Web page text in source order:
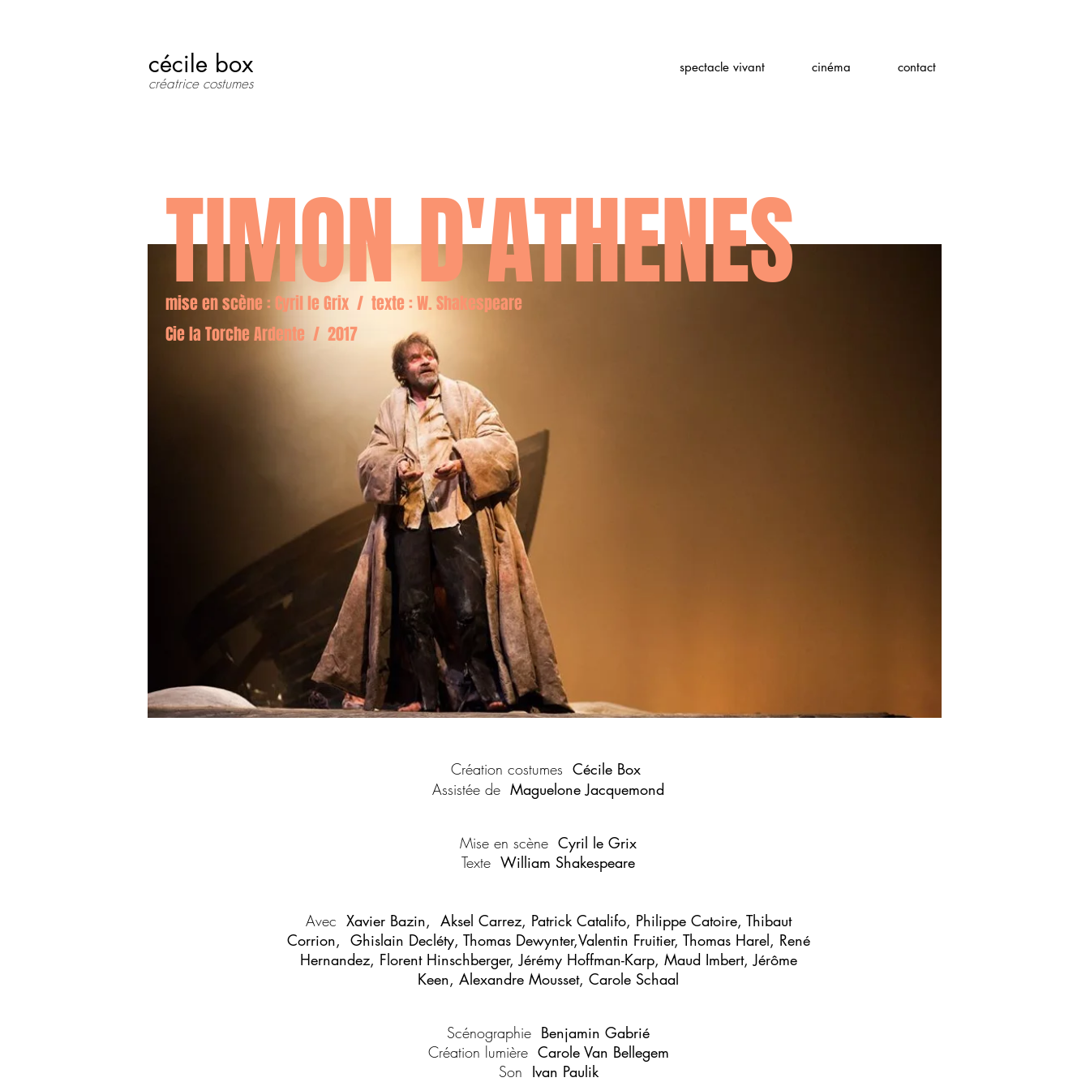
cécile box
créatrice costumes
spectacle vivant cinéma contact
TIMON D'ATHENES
mise en scène : Cyril le Grix / texte : W. Shakespeare
Cie la Torche Ardente / 2017
Création costumes Cécile Box
Assistée de Maguelone Jacquemond
Mise en scène Cyril le Grix
Texte William Shakespeare
Avec Xavier Bazin, Aksel Carrez, Patrick Catalifo, Philippe Catoire, Thibaut
Corrion, Ghislain Decléty, Thomas Dewynter,Valentin Fruitier, Thomas Harel, René
Hernandez, Florent Hinschberger,Jérémy Hoffman-Karp, Maud Imbert,Jérôme
Keen, Alexandre Mousset, Carole Schaal
Scénographie Benjamin Gabrié
Création lumière Carole Van Bellegem
Son Ivan Paulik